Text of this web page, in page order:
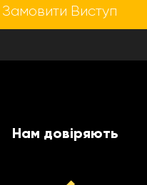
Виступ
Нам довіряють